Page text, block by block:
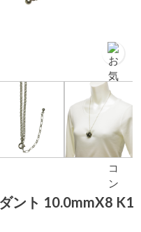
ント 10.0mmX8 K1